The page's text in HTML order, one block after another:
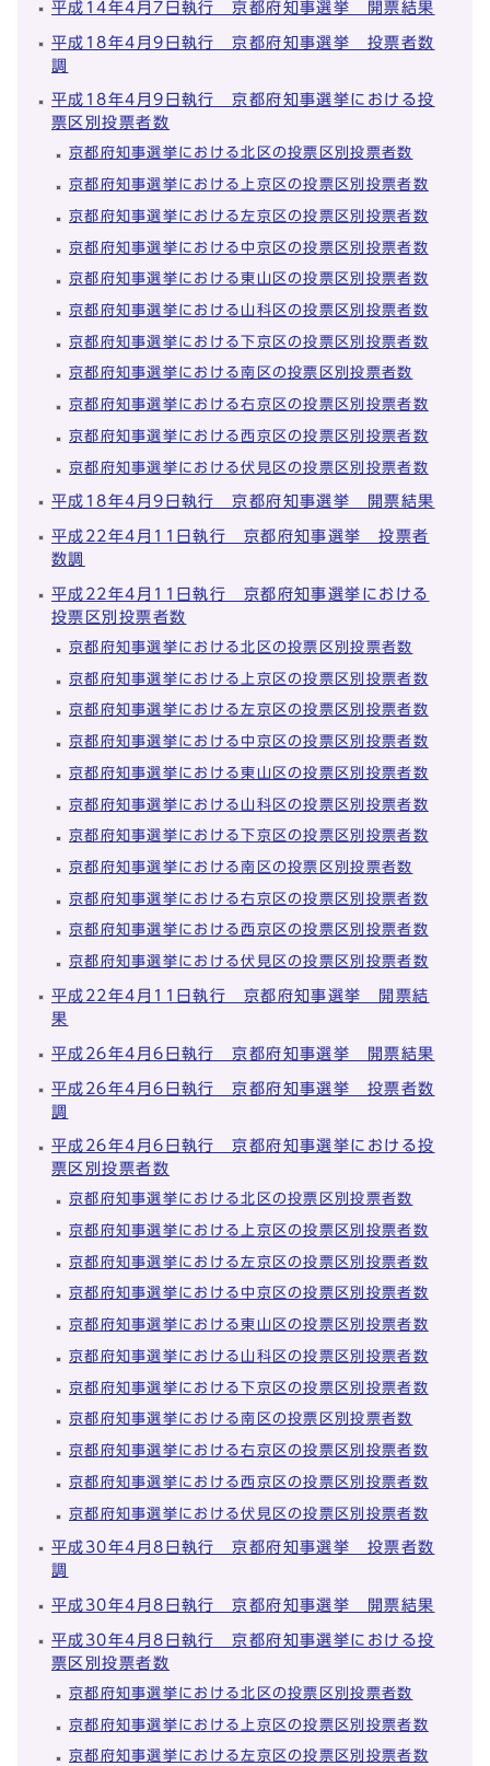
平成14年4月7日執行 京都府知事選挙 開票結果
平成18年4月9日執行 京都府知事選挙 投票者数
調
平成18年4月9日執行 京都府知事選挙における投
票区別投票者数
京都府知事選挙における北区の投票区別投票者数
京都府知事選挙における上京区の投票区別投票者数
京都府知事選挙における左京区の投票区別投票者数
京都府知事選挙における中京区の投票区別投票者数
京都府知事選挙における東山区の投票区別投票者数
京都府知事選挙における山科区の投票区別投票者数
京都府知事選挙における下京区の投票区別投票者数
京都府知事選挙における南区の投票区別投票者数
京都府知事選挙における右京区の投票区別投票者数
京都府知事選挙における西京区の投票区別投票者数
京都府知事選挙における伏見区の投票区別投票者数
平成18年4月9日執行 京都府知事選挙 開票結果
平成22年4月11日執行 京都府知事選挙 投票者
数調
平成22年4月11日執行 京都府知事選挙における
投票区別投票者数
京都府知事選挙における北区の投票区別投票者数
京都府知事選挙における上京区の投票区別投票者数
京都府知事選挙における左京区の投票区別投票者数
京都府知事選挙における中京区の投票区別投票者数
京都府知事選挙における東山区の投票区別投票者数
京都府知事選挙における山科区の投票区別投票者数
京都府知事選挙における下京区の投票区別投票者数
京都府知事選挙における南区の投票区別投票者数
京都府知事選挙における右京区の投票区別投票者数
京都府知事選挙における西京区の投票区別投票者数
京都府知事選挙における伏見区の投票区別投票者数
平成22年4月11日執行 京都府知事選挙 開票結
果
平成26年4月6日執行 京都府知事選挙 開票結果
平成26年4月6日執行 京都府知事選挙 投票者数
調
平成26年4月6日執行 京都府知事選挙における投
票区別投票者数
京都府知事選挙における北区の投票区別投票者数
京都府知事選挙における上京区の投票区別投票者数
京都府知事選挙における左京区の投票区別投票者数
京都府知事選挙における中京区の投票区別投票者数
京都府知事選挙における東山区の投票区別投票者数
京都府知事選挙における山科区の投票区別投票者数
京都府知事選挙における下京区の投票区別投票者数
京都府知事選挙における南区の投票区別投票者数
京都府知事選挙における右京区の投票区別投票者数
京都府知事選挙における西京区の投票区別投票者数
京都府知事選挙における伏見区の投票区別投票者数
平成30年4月8日執行 京都府知事選挙 投票者数
調
平成30年4月8日執行 京都府知事選挙 開票結果
平成30年4月8日執行 京都府知事選挙における投
票区別投票者数
京都府知事選挙における北区の投票区別投票者数
京都府知事選挙における上京区の投票区別投票者数
京都府知事選挙における左京区の投票区別投票者数